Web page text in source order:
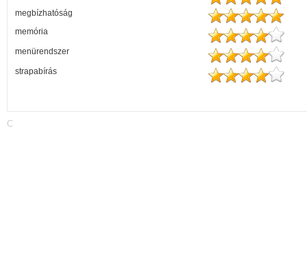
megbízhatóság
memória
menürendszer
strapabírás
C